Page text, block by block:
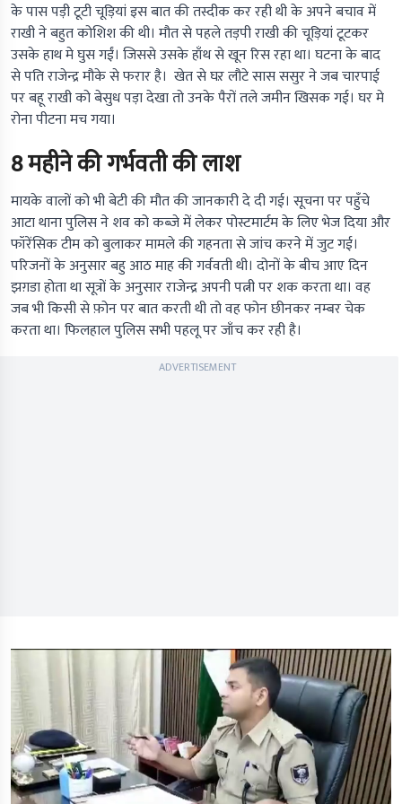
के पास पड़ी टूटी चूड़ियां इस बात की तस्दीक कर रही थी के अपने बचाव में
राखी ने बहुत कोशिश की थी। मौत से पहले तड़पी राखी की चूड़ियां टूटकर
उसके हाथ मे घुस गईं। जिससे उसके हाँथ से खून रिस रहा था। घटना के बाद
से पति राजेन्द्र मौके से फरार है। खेत से घऱ लौटे सास ससुर ने जब चारपाई
पर बहू राखी को बेसुध पड़ा देखा तो उनके पैरों तले जमीन खिसक गई। घर मे
रोना पीटना मच गया।
8 महीने की गर्भवती की लाश
मायके वालों को भी बेटी की मौत की जानकारी दे दी गई। सूचना पर पहुँचे
आटा थाना पुलिस ने शव को कब्जे में लेकर पोस्टमार्टम के लिए भेज दिया और
फॉरेंसिक टीम को बुलाकर मामले की गहनता से जांच करने में जुट गई।
परिजनों के अनुसार बहु आठ माह की गर्ववती थी। दोनों के बीच आए दिन
झग़डा होता था सूत्रों के अनुसार राजेन्द्र अपनी पत्नी पर शक करता था। वह
जब भी किसी से फ़ोन पर बात करती थी तो वह फोन छीनकर नम्बर चेक
करता था। फिलहाल पुलिस सभी पहलू पर जाँच कर रही है।
ADVERTISEMENT